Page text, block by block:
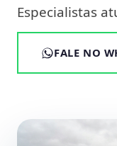
Especialistas
FALE NO